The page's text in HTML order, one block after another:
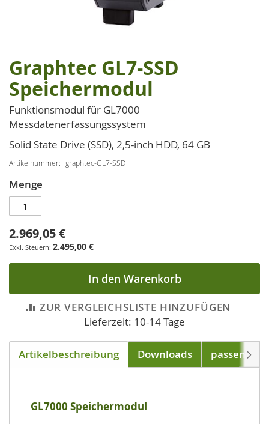
Zum
Anfang
der
Bildgalerie
springen
Graphtec GL7-SSD
Speichermodul
Funktionsmodul für GL7000
Messdatenerfassungssystem
Solid State Drive (SSD), 2,5-inch HDD, 64 GB
Artikelnummer graphtec-GL7-SSD
Menge
2.969,05 €
2.495,00 €
In den Warenkorb
ZUR VERGLEICHSLISTE HINZUFÜGEN
Lieferzeit: 10-14 Tage
Artikelbeschreibung Downloads passend für
GL7000 Speichermodul